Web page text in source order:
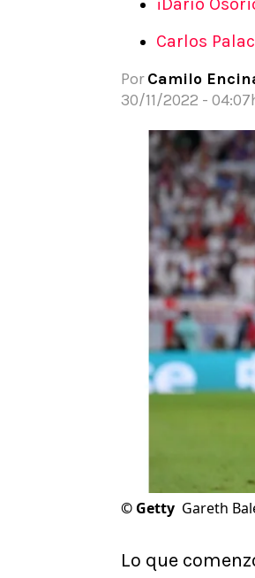
Apuesta del día
Carlos
Por Camilo
30/11/2022 -
© Getty Gareth
Lo que